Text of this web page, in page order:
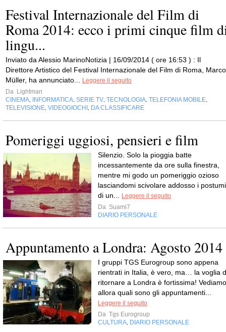
Festival Internazionale del Film di
Roma 2014: ecco i primi cinque film
lingu...
Inviato da Alessio MarinoNotizia | 16/09/2014 ( ore 16:53 ) : Il
Direttore Artistico del Festival Internazionale del Film di Roma, Marco
Müller, ha annunciato... Leggere il seguito
Da Lightman
CINEMA, INFORMATICA, SERIE TV, TECNOLOGIA, TELEFONIA MOBILE,
TELEVISIONE, VIDEOGIOCHI , DA CLASSIFICARE
Pomeriggi uggiosi, pensieri e film
Silenzio. Solo la pioggia batte
incessantemente da ore sulla finestra,
mentre mi godo un pomeriggio ozioso
lasciandomi scivolare addosso i postumi
di un... Leggere il seguito
Da Suami7
DIARIO PERSONALE
Appuntamento a Londra: Agosto 2014
I gruppi TGS Eurogroup sono appena
rientrati in Italia, è vero, ma… la voglia
ritornare a Londra è fortissima! Vediamo
allora quali sono gli appuntamenti...
Leggere il seguito
Da Tgs Eurogroup
CULTURA, DIARIO PERSONALE